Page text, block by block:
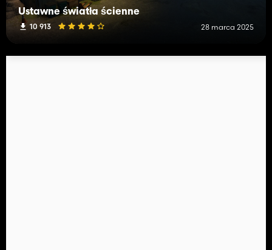
Ustawne światła ścienne
10 913 28 marca 2025